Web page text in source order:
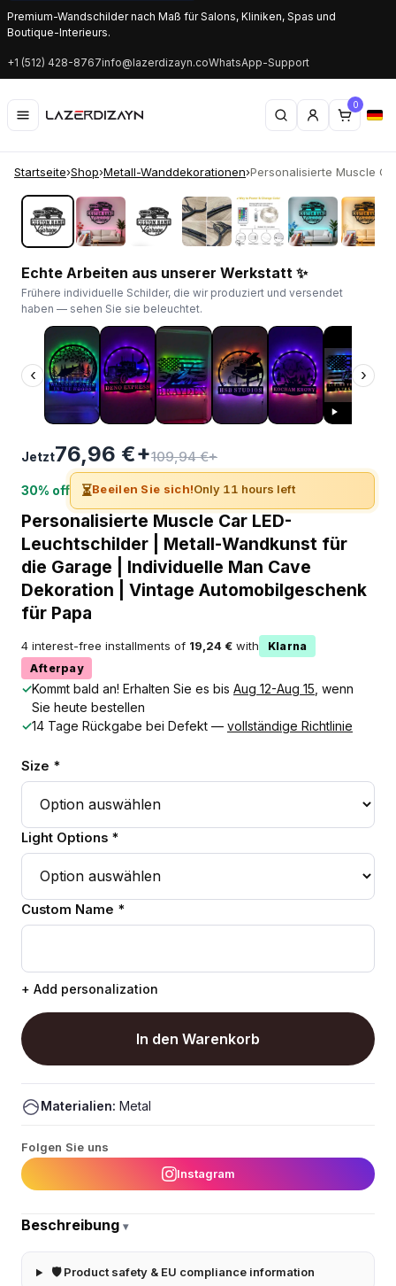
Premium-Wandschilder nach Maß für Salons, Kliniken, Spas und
Boutique-Interieurs.
+1 (512) 428-8767info@lazerdizayn.coWhatsApp-Support
0
Startseite›Shop›Metall-Wanddekorationen›Personalisierte Muscle
‹ ›
Echte Arbeiten aus unserer Werkstatt ✨
Frühere individuelle Schilder, die wir produziert und versendet
haben — sehen Sie sie beleuchtet.
‹ ›
Jetzt76,96 €+109,94 €+
30% off ⏳Beeilen Sie sich!Only 11 hours left
Personalisierte Muscle Car LED-
Leuchtschilder | Metall-Wandkunst für
die Garage | Individuelle Man Cave
Dekoration | Vintage Automobilgeschenk
für Papa
4 interest-free installments of 19,24 € with
Klarna
Afterpay
✓Kommt bald an! Erhalten Sie es bis Aug 12-Aug 15 , wenn
Sie heute bestellen
✓14 Tage Rückgabe bei Defekt — vollständige Richtlinie
Size *
Light Options *
Custom Name *
+ Add personalization
In den Warenkorb
Materialien: Metal
Folgen Sie uns
Instagram
Beschreibung ▾
🛡 Product safety & EU compliance information